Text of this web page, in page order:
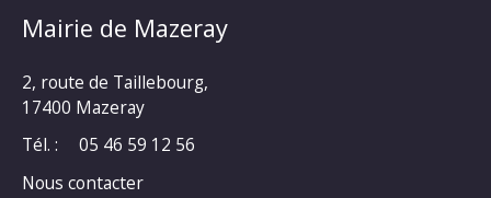
Mairie de Mazeray
2, route de Taillebourg,
17400 Mazeray
Tél. :
05 46 59 12 56
Nous contacter